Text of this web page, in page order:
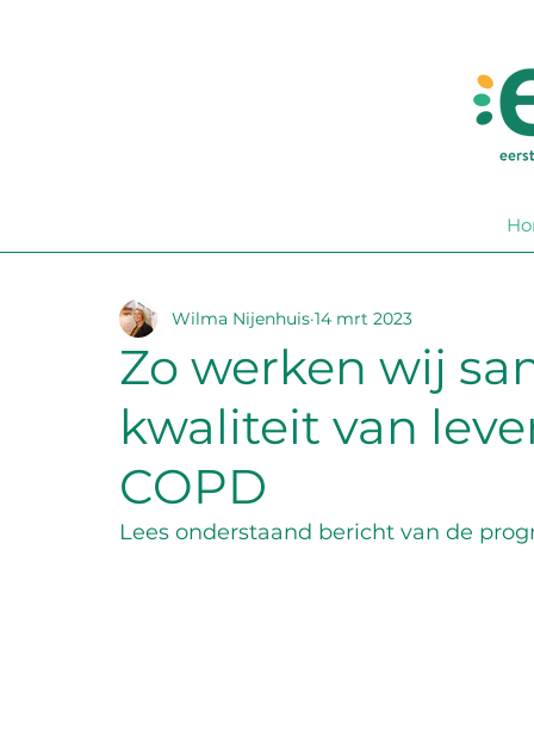
Zo werken wij
kwaliteit van
COPD
Wilma Nijenhuis 14 mrt 2023
Lees onderstaand bericht van de